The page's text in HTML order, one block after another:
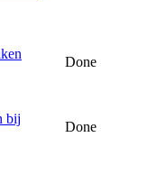
Done
bij
Done